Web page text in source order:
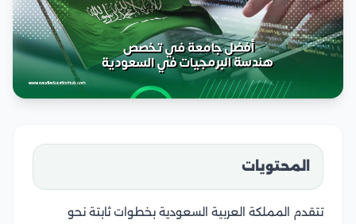
المحتويات
تتقدم المملكة العربية السعودية بخطوات ثابتة نحو